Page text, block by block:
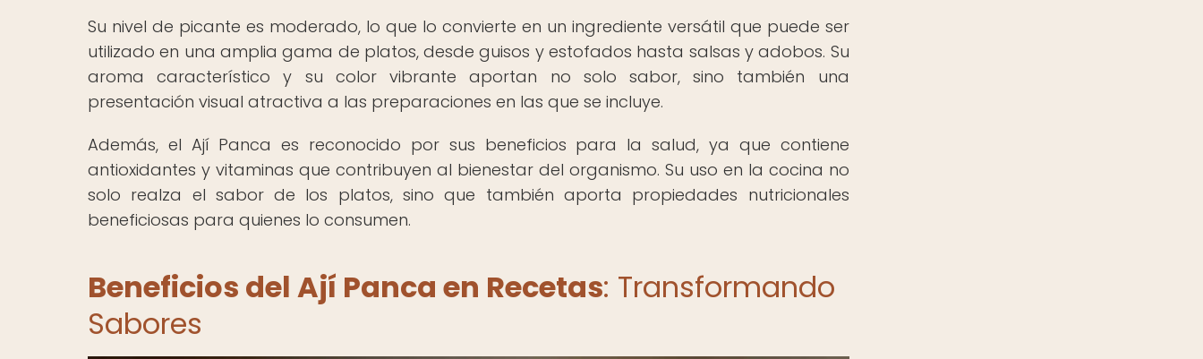
Su nivel de picante es moderado, lo que lo convierte en un ingrediente versátil que puede ser
utilizado en una amplia gama de platos, desde guisos y estofados hasta salsas y adobos. Su
aroma característico y su color vibrante aportan no solo sabor, sino también una
presentación visual atractiva a las preparaciones en las que se incluye.
Además, el Ají Panca es reconocido por sus beneficios para la salud, ya que contiene
antioxidantes y vitaminas que contribuyen al bienestar del organismo. Su uso en la cocina no
solo realza el sabor de los platos, sino que también aporta propiedades nutricionales
beneficiosas para quienes lo consumen.
Beneficios del Ají Panca en Recetas: Transformando
Sabores